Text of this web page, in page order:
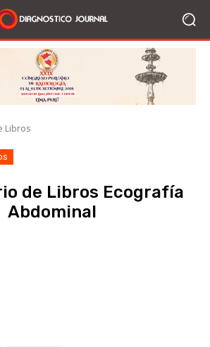
Libros
de Libros Ecografía
Abdominal